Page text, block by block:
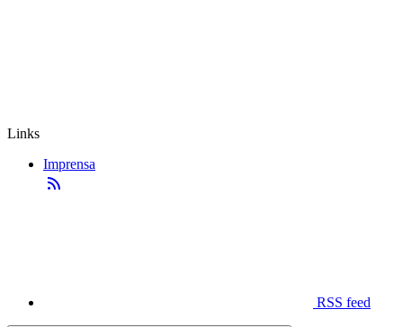
Links
Imprensa
RSS feed